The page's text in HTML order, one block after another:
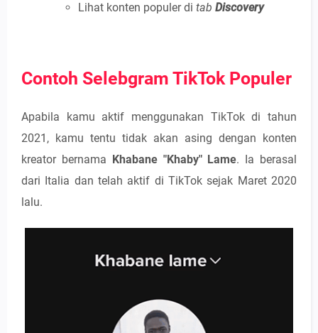
Lihat konten populer di tab Discovery
Contoh Selebgram TikTok Populer
Apabila kamu aktif menggunakan TikTok di tahun
2021, kamu tentu tidak akan asing dengan konten
kreator bernama Khabane "Khaby" Lame. Ia berasal
dari Italia dan telah aktif di TikTok sejak Maret 2020
lalu.